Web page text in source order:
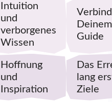
Intuition
und
verborgenes
Wissen
Guide
Hoffnung
und
Inspiration
Das
lang
Ziele